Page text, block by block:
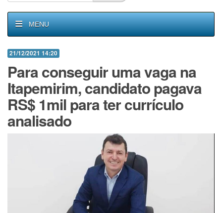
MENU
21/12/2021 14:20
Para conseguir uma vaga na
Itapemirim, candidato pagava
RS$ 1mil para ter currículo
analisado